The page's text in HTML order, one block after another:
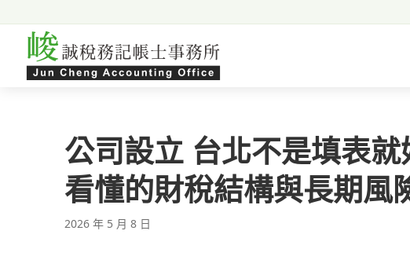
公司設立 台北不是填表
看懂的財稅結構與長期風
2026 年 5 月 8 日